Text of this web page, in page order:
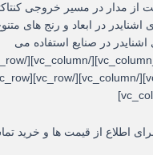
مدار در مسیر خروجی کنتاکتور
در ابعاد و رنج های متنوع در
در صنایع استفاده می
اطلاع از قیمت ها و خرید تماس